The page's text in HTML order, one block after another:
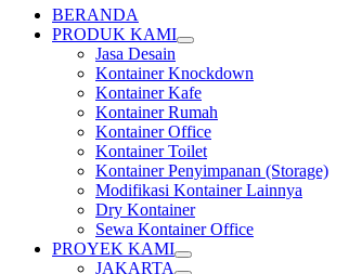
BERANDA
PRODUK KAMI
Jasa Desain
Kontainer Knockdown
Kontainer Kafe
Kontainer Rumah
Kontainer Office
Kontainer Toilet
Kontainer Penyimpanan (Storage)
Modifikasi Kontainer Lainnya
Dry Kontainer
Sewa Kontainer Office
PROYEK KAMI
JAKARTA